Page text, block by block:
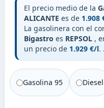
El precio medio de la
ALICANTE es de 1.908
La gasolinera con el
Bigastro es REPSOL ,
un precio de 1.929 €/l.
Gasolina 95 Diesel